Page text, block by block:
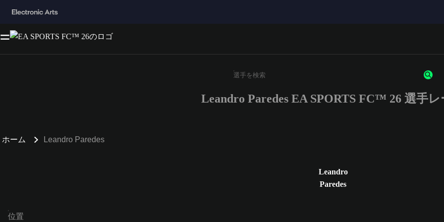
3文字以上の文字または数字を入力してください。
Leandro Paredes EA SPORTS FC™ 26 選手
ホーム Leandro Paredes
Leandro
Paredes
位置